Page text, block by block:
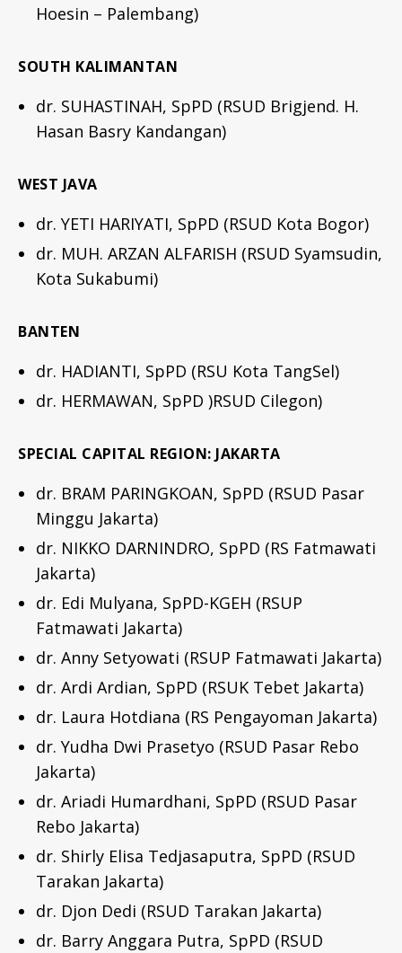
Hoesin – Palembang)
SOUTH KALIMANTAN
dr. SUHASTINAH, SpPD (RSUD Brigjend. H.
Hasan Basry Kandangan)
WEST JAVA
dr. YETI HARIYATI, SpPD (RSUD Kota Bogor)
dr. MUH. ARZAN ALFARISH (RSUD Syamsudin,
Kota Sukabumi)
BANTEN
dr. HADIANTI, SpPD (RSU Kota TangSel)
dr. HERMAWAN, SpPD )RSUD Cilegon)
SPECIAL CAPITAL REGION: JAKARTA
dr. BRAM PARINGKOAN, SpPD (RSUD Pasar
Minggu Jakarta)
dr. NIKKO DARNINDRO, SpPD (RS Fatmawati
Jakarta)
dr. Edi Mulyana, SpPD-KGEH (RSUP
Fatmawati Jakarta)
dr. Anny Setyowati (RSUP Fatmawati Jakarta)
dr. Ardi Ardian, SpPD (RSUK Tebet Jakarta)
dr. Laura Hotdiana (RS Pengayoman Jakarta)
dr. Yudha Dwi Prasetyo (RSUD Pasar Rebo
Jakarta)
dr. Ariadi Humardhani, SpPD (RSUD Pasar
Rebo Jakarta)
dr. Shirly Elisa Tedjasaputra, SpPD (RSUD
Tarakan Jakarta)
dr. Djon Dedi (RSUD Tarakan Jakarta)
dr. Barry Anggara Putra, SpPD (RSUD